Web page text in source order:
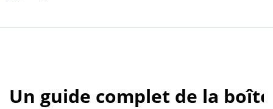
Un guide complet de la